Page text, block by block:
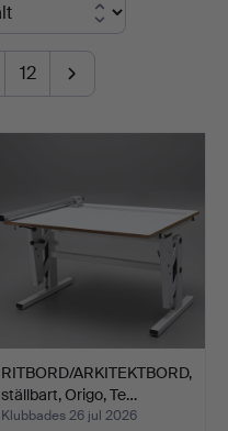
12
RITBORD/ARKITEKTBORD,
ställbart, Origo, Te…
Klubbades 26 jul 2026